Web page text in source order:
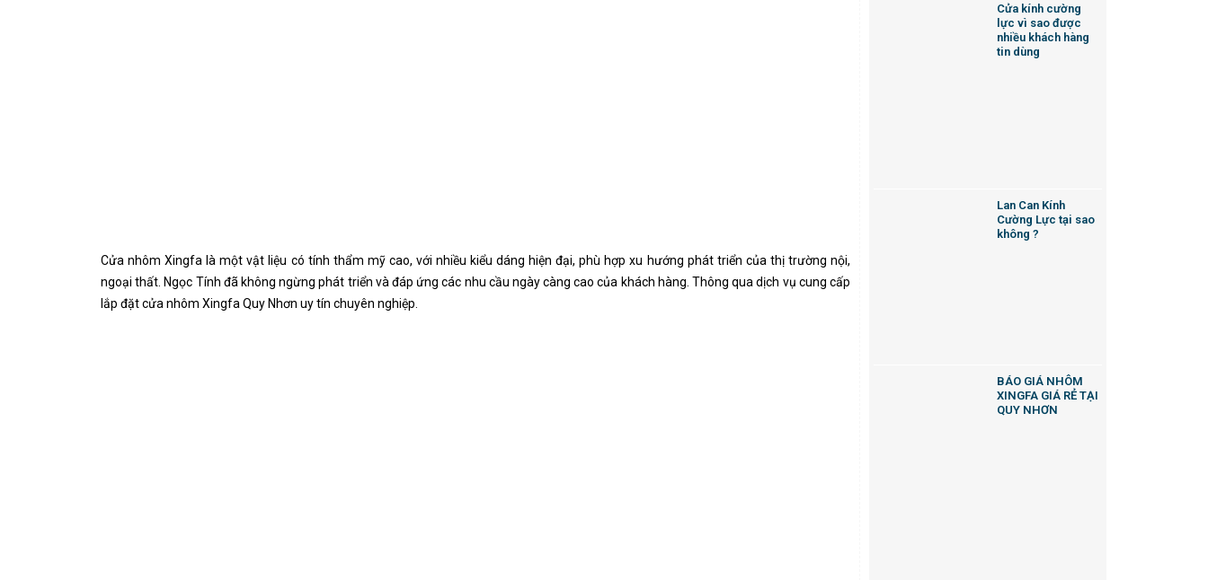
Cửa nhôm Xingfa là một vật liệu có tính thẩm mỹ cao, với nhiều kiểu dáng hiện đại, phù hợp xu hướng phát triển của thị trường nội,
ngoại thất. Ngọc Tính đã không ngừng phát triển và đáp ứng các nhu cầu ngày càng cao của khách hàng. Thông qua dịch vụ cung cấp
lắp đặt cửa nhôm Xingfa Quy Nhơn uy tín chuyên nghiệp.
Cửa kính cường
lực vì sao được
nhiều khách hàng
tin dùng
Lan Can Kính
Cường Lực tại sao
không ?
BÁO GIÁ NHÔM
XINGFA GIÁ RẺ TẠI
QUY NHƠN